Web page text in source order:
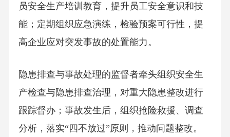
员安全生产培训教育，提升员工安全意识和技
能；定期组织应急演练，检验预案可行性，提
高企业应对突发事故的处置能力。
隐患排查与事故处理的监督者牵头组织安全生
产检查与隐患排查治理，对重大隐患整改进行
跟踪督办；事故发生后，组织抢险救援、调查
分析，落实“四不放过”原则，推动问题整改。